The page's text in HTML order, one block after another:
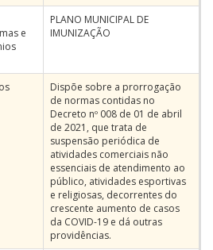
e
PLANO MUNICIPAL DE
IMUNIZAÇÃO
Dispõe sobre a prorrogação
de normas contidas no
Decreto nº 008 de 01 de abril
de 2021, que trata de
suspensão periódica de
atividades comerciais não
essenciais de atendimento ao
público, atividades esportivas
e religiosas, decorrentes do
crescente aumento de casos
da COVID-19 e dá outras
providências.